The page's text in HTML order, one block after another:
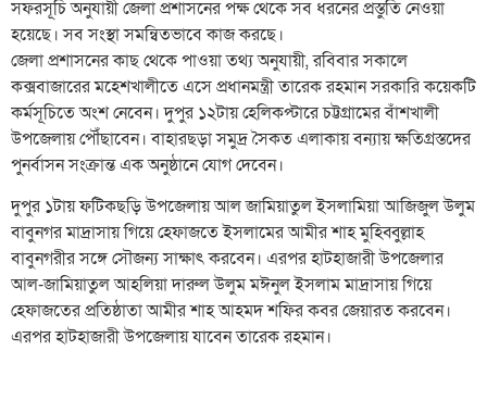
সফরসূচি অনুযায়ী জেলা প্রশাসনের পক্ষ থেকে সব ধরনের প্রস্তুতি নেওয়া
হয়েছে। সব সংস্থা সমন্বিতভাবে কাজ করছে।
জেলা প্রশাসনের কাছ থেকে পাওয়া তথ্য অনুযায়ী, রবিবার সকালে
কক্সবাজারের মহেশখালীতে এসে প্রধানমন্ত্রী তারেক রহমান সরকারি কয়েকটি
কর্মসূচিতে অংশ নেবেন। দুপুর ১২টায় হেলিকপ্টারে চট্টগ্রামের বাঁশখালী
উপজেলায় পৌঁছাবেন। বাহারছড়া সমুদ্র সৈকত এলাকায় বন্যায় ক্ষতিগ্রস্তদের
পুনর্বাসন সংক্রান্ত এক অনুষ্ঠানে যোগ দেবেন।
দুপুর ১টায় ফটিকছড়ি উপজেলায় আল জামিয়াতুল ইসলামিয়া আজিজুল উলুম
বাবুনগর মাদ্রাসায় গিয়ে হেফাজতে ইসলামের আমীর শাহ মুহিব্বুল্লাহ
বাবুনগরীর সঙ্গে সৌজন্য সাক্ষাৎ করবেন। এরপর হাটহাজারী উপজেলার
আল-জামিয়াতুল আহলিয়া দারুল উলুম মঈনুল ইসলাম মাদ্রাসায় গিয়ে
হেফাজতের প্রতিষ্ঠাতা আমীর শাহ আহমদ শফির কবর জেয়ারত করবেন।
এরপর হাটহাজারী উপজেলায় যাবেন তারেক রহমান।